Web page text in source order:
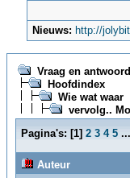
Nieuws: http://
Vraag en
Hoofdindex
Wie wat waar
vervolg..
Pagina's: [1] 2 3 4 5 ...
Auteur